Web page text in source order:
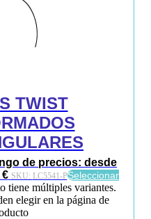
TWIST
de precios: desde
SKU: LC5541-PSeleccionar
tiene múltiples variantes.
elegir en la página de